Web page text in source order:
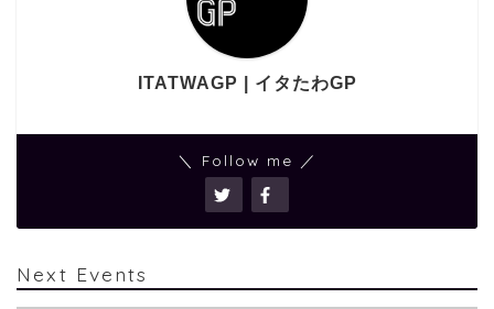
ITATWAGP | イタたわGP
＼ Follow me ／
Next Events